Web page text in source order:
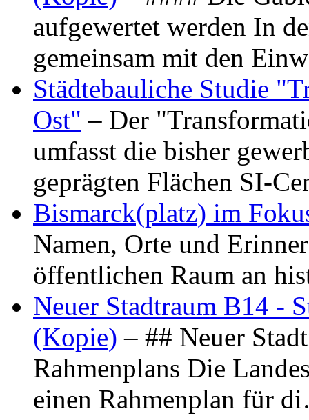
aufgewertet werden In
gemeinsam mit den
Städtebauliche Studie
Ost" – Der
umfasst die bisher
geprägten Flächen SI-
Bismarck(platz) im
Namen, Orte und
öffentlichen Raum an
Neuer Stadtraum B14 -
(Kopie) – ## Neuer
Rahmenplans Die
einen Rahmenplan für